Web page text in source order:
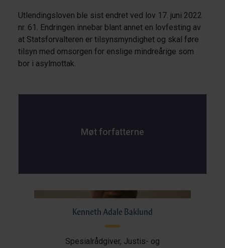
Utlendingsloven ble sist endret ved lov 17. juni 2022
nr. 61. Endringen innebar blant annet en lovfesting av
at Statsforvalteren er tilsynsmyndighet og skal føre
tilsyn med omsorgen for enslige mindreårige som
bor i asylmottak.
Møt forfatterne
Kenneth Adale Baklund
Spesialrådgiver, Justis- og